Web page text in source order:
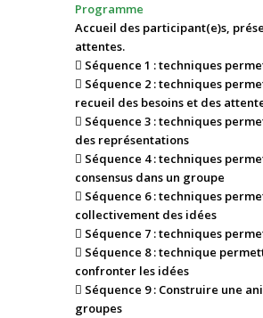
Programme
Accueil des participant(e)s,
attentes.
 Séquence 1 : techniques
 Séquence 2 : techniques
recueil des besoins et des
 Séquence 3 : techniques
des représentations
 Séquence 4 : techniques
consensus dans un groupe
 Séquence 6 : techniques
collectivement des idées
 Séquence 7 : techniques
 Séquence 8 : technique
confronter les idées
 Séquence 9 : Construire une
groupes